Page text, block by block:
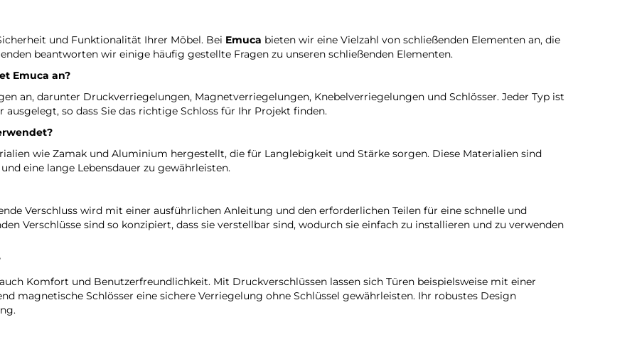
und Funktionalität Ihrer Möbel. Bei Emuca bieten wir eine Vielzahl von schließenden Elementen an, die
beantworten wir einige häufig gestellte Fragen zu unseren schließenden Elementen.
Emuca an?
an, darunter Druckverriegelungen, Magnetverriegelungen, Knebelverriegelungen und Schlösser. Jeder Typ ist
so dass Sie das richtige Schloss für Ihr Projekt finden.
wie Zamak und Aluminium hergestellt, die für Langlebigkeit und Stärke sorgen. Diese Materialien sind
eine lange Lebensdauer zu gewährleisten.
Verschluss wird mit einer ausführlichen Anleitung und den erforderlichen Teilen für eine schnelle und
Verschlüsse sind so konzipiert, dass sie verstellbar sind, wodurch sie einfach zu installieren und zu verwenden
auch Komfort und Benutzerfreundlichkeit. Mit Druckverschlüssen lassen sich Türen beispielsweise mit einer
magnetische Schlösser eine sichere Verriegelung ohne Schlüssel gewährleisten. Ihr robustes Design